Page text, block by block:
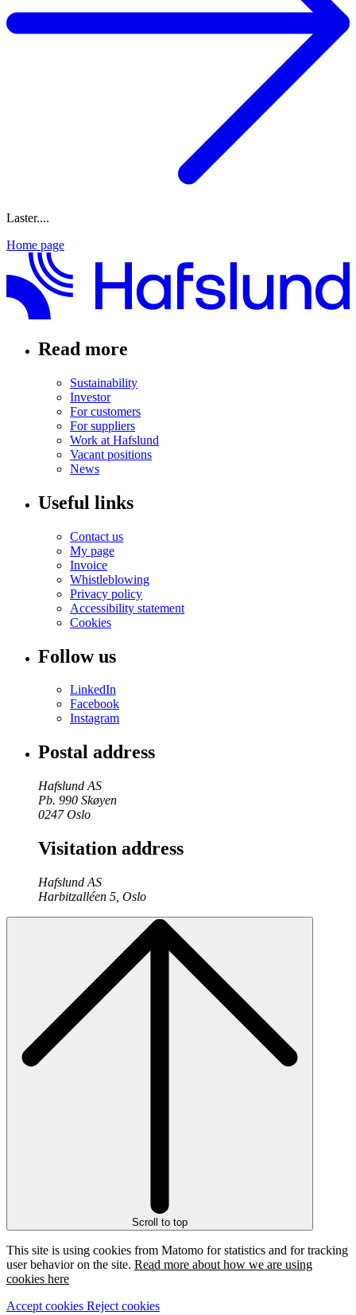
Laster....
Home page
Read more
Sustainability
Investor
For customers
For suppliers
Work at Hafslund
Vacant positions
News
Useful links
Contact us
My page
Invoice
Whistleblowing
Privacy policy
Accessibility statement
Cookies
Follow us
LinkedIn
Facebook
Instagram
Postal address
Hafslund AS
Pb. 990 Skøyen
0247 Oslo
Visitation address
Hafslund AS
Harbitzalléen 5, Oslo
Scroll to top
This site is using cookies from Matomo for statistics and for tracking
user behavior on the site. Read more about how we are using
cookies here
Accept cookies Reject cookies